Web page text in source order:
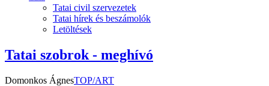
Tatai civil szervezetek
Tatai hírek és beszámolók
Letöltések
Tatai szobrok - meghívó
Domonkos ÁgnesTOP/ART